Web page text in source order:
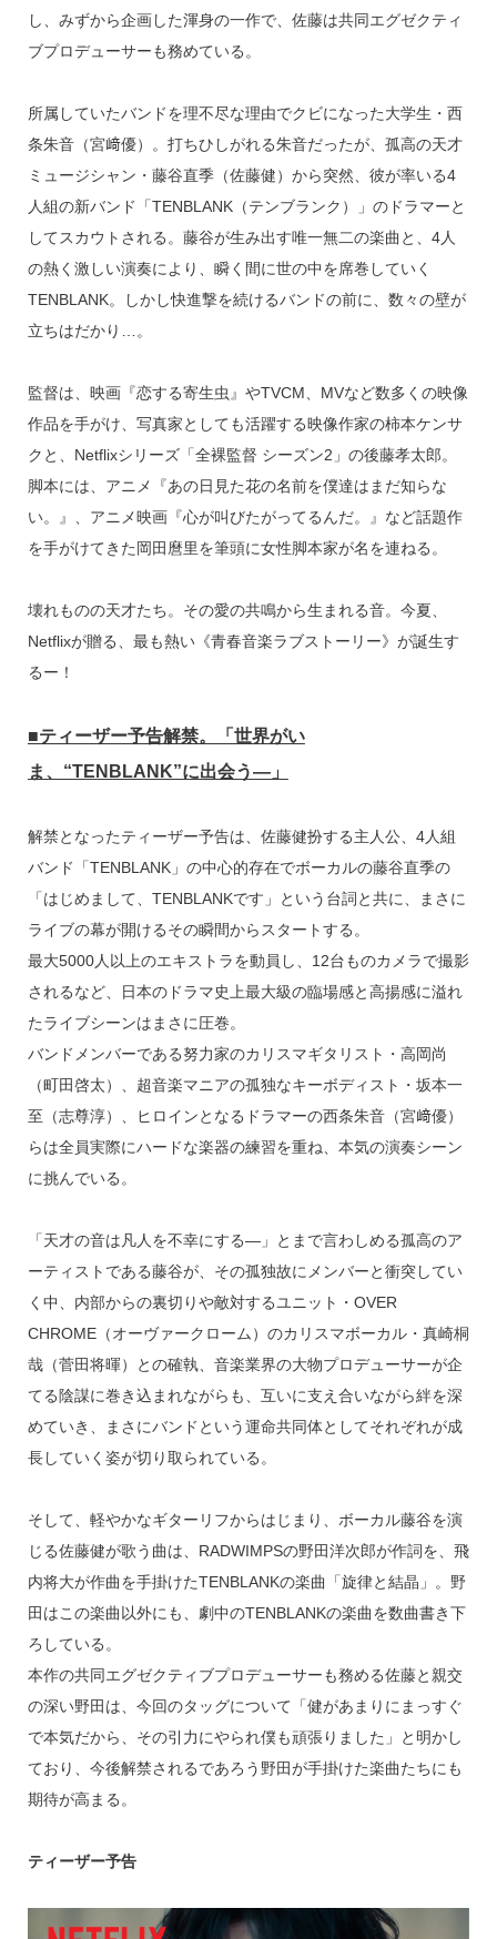
し、みずから企画した渾身の一作で、佐藤は共同エグゼクティ
ブプロデューサーも務めている。
所属していたバンドを理不尽な理由でクビになった大学生・西
条朱音（宮﨑優）。打ちひしがれる朱音だったが、孤高の天才
ミュージシャン・藤谷直季（佐藤健）から突然、彼が率いる4
人組の新バンド「TENBLANK（テンブランク）」のドラマーと
してスカウトされる。藤谷が生み出す唯一無二の楽曲と、4人
の熱く激しい演奏により、瞬く間に世の中を席巻していく
TENBLANK。しかし快進撃を続けるバンドの前に、数々の壁が
立ちはだかり…。
監督は、​​映画『恋する寄生虫』やTVCM、MVなど数多くの映像
作品を手がけ、写真家としても活躍する映像作家の柿本ケンサ
クと、Netflixシリーズ「全裸監督 シーズン2」の後藤孝太郎。
脚本には、アニメ『あの日見た花の名前を僕達はまだ知らな
い。』、アニメ映画『心が叫びたがってるんだ。』など話題作
を手がけてきた岡田麿里を筆頭に女性脚本家が名を連ねる。
壊れものの天才たち。その愛の共鳴から生まれる音。今夏、
Netflixが贈る、最も熱い《青春音楽ラブストーリー》が誕生す
るー！
■ティーザー予告解禁。「世界がい
ま、“TENBLANK”に出会う—」
解禁となったティーザー予告は、佐藤健扮する主人公、4人組
バンド「TENBLANK」の中心的存在でボーカルの藤谷直季の
「はじめまして、TENBLANKです」という台詞と共に、まさに
ライブの幕が開けるその瞬間からスタートする。
最大5000人以上のエキストラを動員し、12台ものカメラで撮影
されるなど、日本のドラマ史上最大級の臨場感と高揚感に溢れ
たライブシーンはまさに圧巻。
バンドメンバーである努力家のカリスマギタリスト・高岡尚
（町田啓太）、超音楽マニアの孤独なキーボディスト・坂本一
至（志尊淳）、ヒロインとなるドラマーの西条朱音（宮﨑優）
らは全員実際にハードな楽器の練習を重ね、本気の演奏シーン
に挑んでいる。
「天才の音は凡人を不幸にする—」とまで言わしめる孤高のア
ーティストである藤谷が、その孤独故にメンバーと衝突してい
く中、内部からの裏切りや敵対するユニット・OVER
CHROME（オーヴァークローム）のカリスマボーカル・真崎桐
哉（菅田将暉）との確執、音楽業界の大物プロデューサーが企
てる陰謀に巻き込まれながらも、互いに支え合いながら絆を深
めていき、まさにバンドという運命共同体としてそれぞれが成
長していく姿が切り取られている。
そして、軽やかなギターリフからはじまり、ボーカル藤谷を演
じる佐藤健が歌う曲は、RADWIMPSの野田洋次郎が作詞を、飛
内将大が作曲を手掛けたTENBLANKの楽曲「旋律と結晶」。野
田はこの楽曲以外にも、劇中のTENBLANKの楽曲を数曲書き下
ろしている。
本作の共同エグゼクティブプロデューサーも務める佐藤と親交
の深い野田は、今回のタッグについて「健があまりにまっすぐ
で本気だから、その引力にやられ僕も頑張りました」と明かし
ており、今後解禁されるであろう野田が手掛けた楽曲たちにも
期待が高まる。
ティーザー予告